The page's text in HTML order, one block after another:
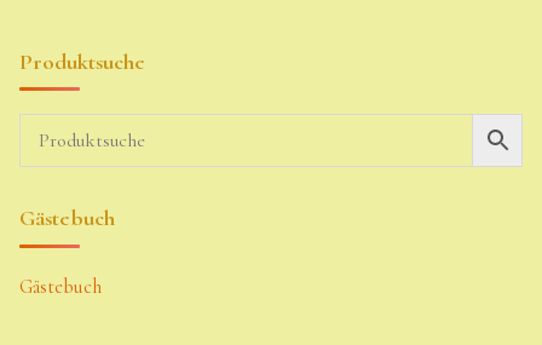
Produktsuche
Gästebuch
Gästebuch